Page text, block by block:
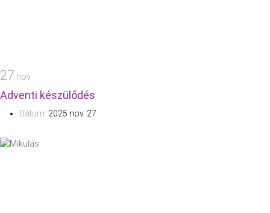
27 nov.
Adventi készülődés
Dátum: 2025 nov. 27